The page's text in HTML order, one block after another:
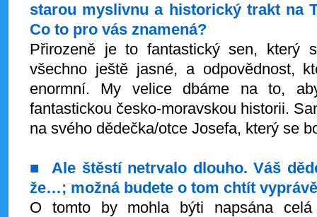
starou myslivnu a historický trakt na
Co to pro vás znamená?
Přirozeně je to fantastický sen, který
všechno ještě jasné, a odpovědnost,
enormní. My velice dbáme na to,
fantastickou česko-moravskou historii.
na svého dědečka/otce Josefa, který se
■Ale štěstí netrvalo dlouho. Váš
že…; možná budete o tom chtít
O tomto by mohla býti napsána